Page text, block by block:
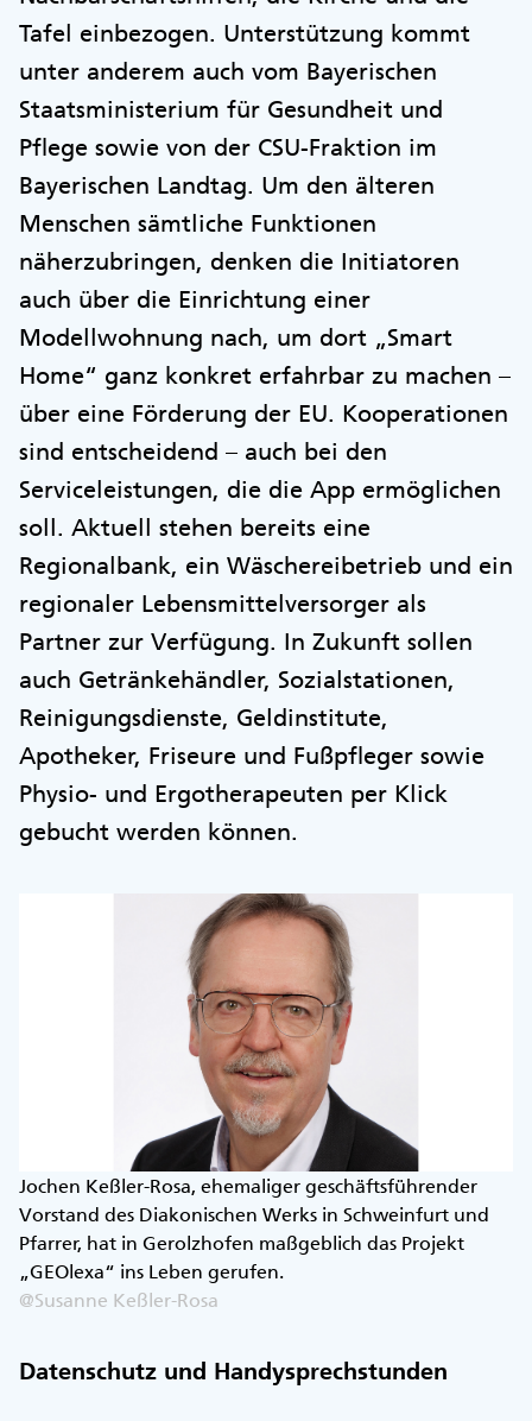
Tafel einbezogen. Unterstützung kommt
unter anderem auch vom Bayerischen
Staatsministerium für Gesundheit und
Pflege sowie von der CSU-Fraktion im
Bayerischen Landtag. Um den älteren
Menschen sämtliche Funktionen
näherzubringen, denken die Initiatoren
auch über die Einrichtung einer
Modellwohnung nach, um dort „Smart
Home“ ganz konkret erfahrbar zu machen –
über eine Förderung der EU. Kooperationen
sind entscheidend – auch bei den
Serviceleistungen, die die App ermöglichen
soll. Aktuell stehen bereits eine
Regionalbank, ein Wäschereibetrieb und ein
regionaler Lebensmittelversorger als
Partner zur Verfügung. In Zukunft sollen
auch Getränkehändler, Sozialstationen,
Reinigungsdienste, Geldinstitute,
Apotheker, Friseure und Fußpfleger sowie
Physio- und Ergotherapeuten per Klick
gebucht werden können.
Jochen Keßler-Rosa, ehemaliger geschäftsführender
Vorstand des Diakonischen Werks in Schweinfurt und
Pfarrer, hat in Gerolzhofen maßgeblich das Projekt
„GEOlexa“ ins Leben gerufen.
@Susanne Keßler-Rosa
Datenschutz und Handysprechstunden